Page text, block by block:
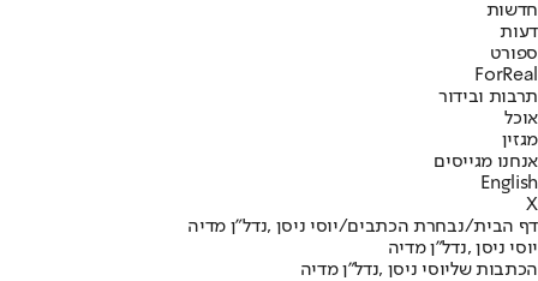
חדשות
דעות
ספורט
ForReal
תרבות ובידור
אוכל
מגזין
אנחנו מגייסים
English
X
דף הבית/נבחרת הכתבים/יוסי ניסן ,נדל"ן מדיה
יוסי ניסן ,נדל"ן מדיה
הכתבות שליוסי ניסן ,נדל"ן מדיה